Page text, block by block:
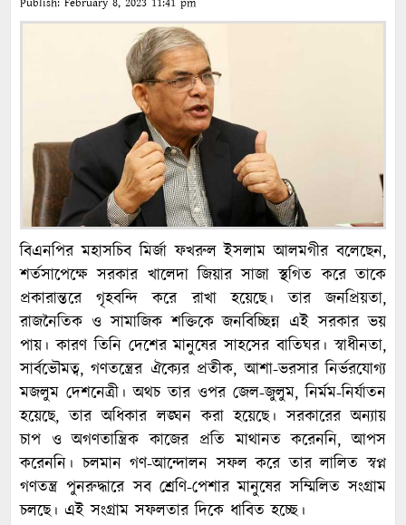
বিএনপির মহাসচিব মির্জা ফখরুল ইসলাম আলমগীর বলেছেন,
শর্তসাপেক্ষে সরকার খালেদা জিয়ার সাজা স্থগিত করে তাকে
প্রকারান্তরে গৃহবন্দি করে রাখা হয়েছে। তার জনপ্রিয়তা,
রাজনৈতিক ও সামাজিক শক্তিকে জনবিচ্ছিন্ন এই সরকার ভয়
পায়। কারণ তিনি দেশের মানুষের সাহসের বাতিঘর। স্বাধীনতা,
সার্বভৌমত্ব, গণতন্ত্রের ঐক্যের প্রতীক, আশা-ভরসার নির্ভরযোগ্য
মজলুম দেশনেত্রী। অথচ তার ওপর জেল-জুলুম, নির্মম-নির্যাতন
হয়েছে, তার অধিকার লঙ্ঘন করা হয়েছে। সরকারের অন্যায়
চাপ ও অগণতান্ত্রিক কাজের প্রতি মাথানত করেননি, আপস
করেননি। চলমান গণ-আন্দোলন সফল করে তার লালিত স্বপ্ন
গণতন্ত্র পুনরুদ্ধারে সব শ্রেণি-পেশার মানুষের সম্মিলিত সংগ্রাম
চলছে। এই সংগ্রাম সফলতার দিকে ধাবিত হচ্ছে।